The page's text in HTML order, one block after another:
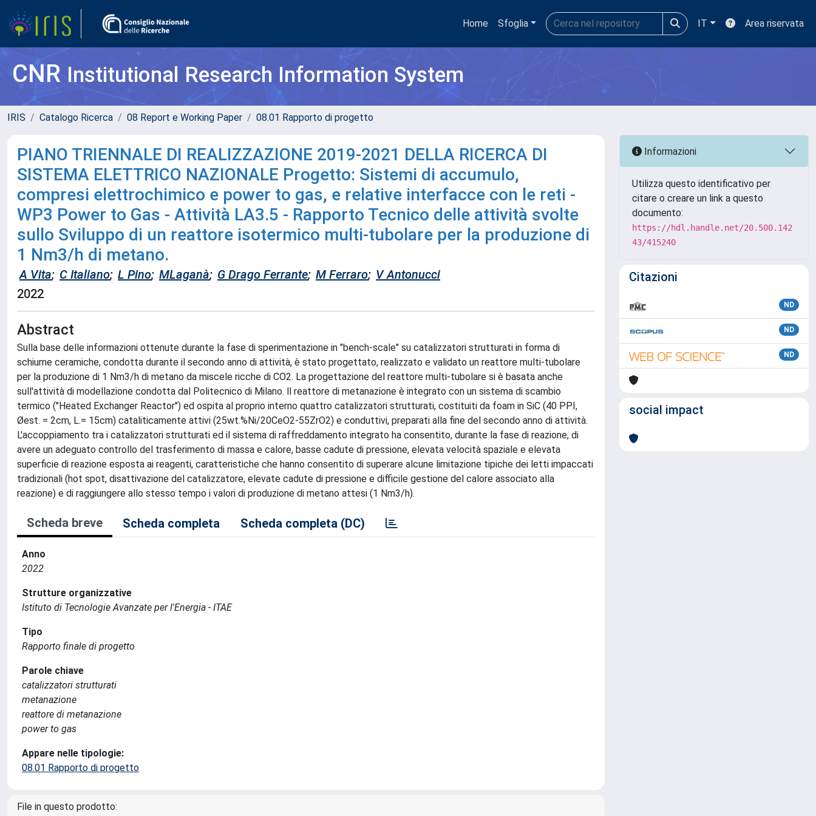
Home Sfoglia IT Area riservata
CNRInstitutional Research Information System
IRIS Catalogo Ricerca 08 Report e Working Paper 08.01 Rapporto di progetto
PIANO TRIENNALE DI REALIZZAZIONE 2019-2021 DELLA RICERCA DI
SISTEMA ELETTRICO NAZIONALE Progetto: Sistemi di accumulo,
compresi elettrochimico e power to gas, e relative interfacce con le reti -
WP3 Power to Gas - Attività LA3.5 - Rapporto Tecnico delle attività svolte
sullo Sviluppo di un reattore isotermico multi-tubolare per la produzione di
1 Nm3/h di metano.
A Vita; C Italiano; L Pino; MLaganà; G Drago Ferrante; M Ferraro; V Antonucci
2022
Abstract
Sulla base delle informazioni ottenute durante la fase di sperimentazione in "bench-scale" su catalizzatori strutturati in forma di
schiume ceramiche, condotta durante il secondo anno di attività, è stato progettato, realizzato e validato un reattore multi-tubolare
per la produzione di 1 Nm3/h di metano da miscele ricche di CO2. La progettazione del reattore multi-tubolare si è basata anche
sull'attività di modellazione condotta dal Politecnico di Milano. ll reattore di metanazione è integrato con un sistema di scambio
termico ("Heated Exchanger Reactor") ed ospita al proprio interno quattro catalizzatori strutturati, costituiti da foam in SiC (40 PPI,
Øest. = 2cm, L.= 15cm) cataliticamente attivi (25wt.%Ni/20CeO2-55ZrO2) e conduttivi, preparati alla fine del secondo anno di attività.
L'accoppiamento tra i catalizzatori strutturati ed il sistema di raffreddamento integrato ha consentito, durante la fase di reazione, di
avere un adeguato controllo del trasferimento di massa e calore, basse cadute di pressione, elevata velocità spaziale e elevata
superficie di reazione esposta ai reagenti, caratteristiche che hanno consentito di superare alcune limitazione tipiche dei letti impaccati
tradizionali (hot spot, disattivazione del catalizzatore, elevate cadute di pressione e difficile gestione del calore associato alla
reazione) e di raggiungere allo stesso tempo i valori di produzione di metano attesi (1 Nm3/h).
Scheda breve Scheda completa Scheda completa (DC)
Anno
2022
Strutture organizzative
Istituto di Tecnologie Avanzate per l'Energia - ITAE
Tipo
Rapporto finale di progetto
Parole chiave
catalizzatori strutturati
metanazione
reattore di metanazione
power to gas
Appare nelle tipologie:
08.01 Rapporto di progetto
File in questo prodotto:
Informazioni
Utilizza questo identificativo per
citare o creare un link a questo
documento:
https://hdl.handle.net/20.500.142
43/415240
Citazioni
ND
ND
ND
social impact